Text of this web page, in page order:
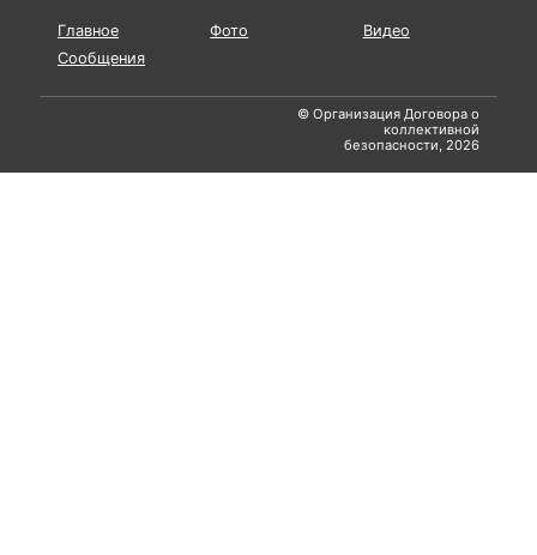
Главное
Сообщения
Фото Видео
© Организация Договора о
коллективной
безопасности, 2026